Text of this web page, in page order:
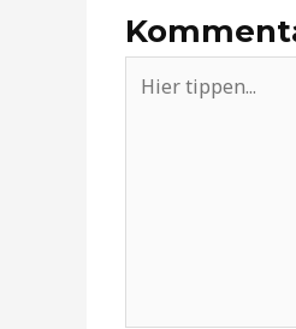
tippen...